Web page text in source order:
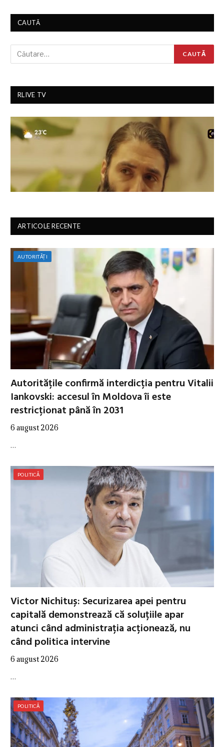
CAUTĂ
RLIVE TV
ARTICOLE RECENTE
AUTORITĂȚI
Autoritățile confirmă interdicția pentru Vitalii
Iankovski: accesul în Moldova îi este
restricționat până în 2031
6 august 2026
…
POLITICĂ
Victor Nichituș: Securizarea apei pentru
capitală demonstrează că soluțiile apar
atunci când administrația acționează, nu
când politica intervine
6 august 2026
…
POLITICĂ